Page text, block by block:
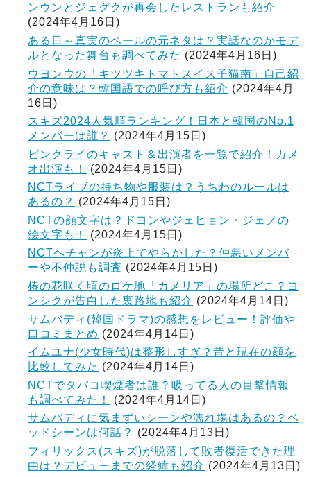
ンウンとジェグクが再会したレストランも紹介
(2024年4月16日)
ある日～真実のベールの元ネタは？実話なのかモデ
ルとなった舞台も調べてみた (2024年4月16日)
ウヨンウの「キツツキトマトスイス子猫南」自己紹
介の意味は？韓国語での呼び方も紹介 (2024年4月
16日)
スキズ2024人気順ランキング！日本と韓国のNo.1
メンバーは誰？
(2024年4月15日)
ピンクライのキャスト＆出演者を一覧で紹介！カメ
オ出演も！
(2024年4月15日)
NCTライブの持ち物や服装は？うちわのルールは
あるの？
(2024年4月15日)
NCTの顔文字は？ドヨンやジェヒョン・ジェノの
絵文字も！
(2024年4月15日)
NCTヘチャンが炎上でやらかした？仲悪いメンバ
ーや不仲説も調査 (2024年4月15日)
椿の花咲く頃のロケ地「カメリア」の場所どこ？ヨ
ンシクが告白した裏路地も紹介 (2024年4月14日)
サムバディ(韓国ドラマ)の感想をレビュー！評価や
口コミまとめ (2024年4月14日)
イムユナ(少女時代)は整形しすぎ？昔と現在の顔を
比較してみた (2024年4月14日)
NCTでタバコ喫煙者は誰？吸ってる人の目撃情報
も調べてみた！
(2024年4月14日)
サムバディに気まずいシーンや濡れ場はあるの？ベ
ッドシーンは何話？
(2024年4月13日)
フィリックス(スキズ)が脱落して敗者復活できた理
由は？デビューまでの経緯も紹介 (2024年4月13日)